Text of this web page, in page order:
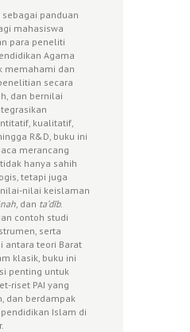
sebagai panduan
mahasiswa
para peneliti
Agama
memahami dan
secara
dan bernilai
kualitatif,
R&D, buku ini
merancang
hanya sahih
tetapi juga
nilai keislaman
, dan ta’dīb.
contoh studi
serta
antara teori Barat
klasik, buku ini
penting untuk
riset PAI yang
dan berdampak
Islam di